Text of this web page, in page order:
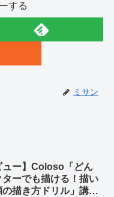
する
ミサン
ュー】Coloso「どん
ーでも描ける！描い
描き方ドリル」講師